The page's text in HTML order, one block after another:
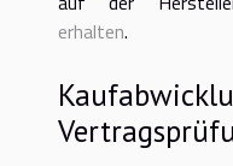
erhalten.